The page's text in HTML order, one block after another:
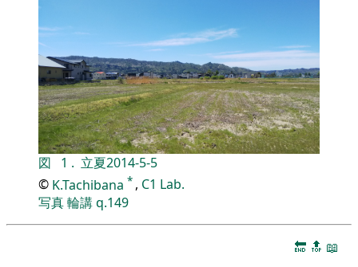
図 1 . 立夏2014-5-5
© K.Tachibana * , C1 Lab.
写真輪講q.149
🔚 🔝 📖